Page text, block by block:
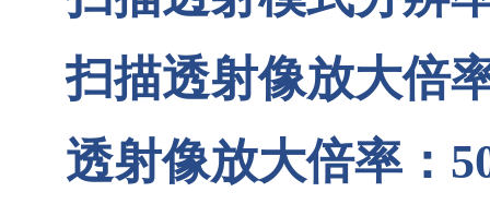
扫描透射像放大倍
透射像放大倍率：